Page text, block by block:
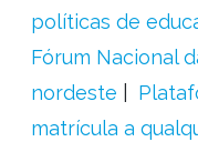
políticas de
Fórum Nacional
nordeste
matrícula a